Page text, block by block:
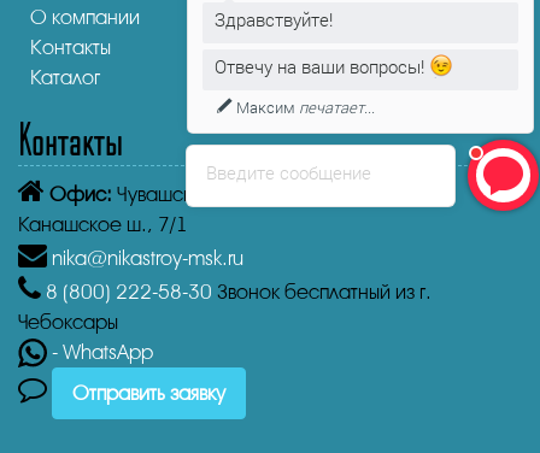
О компании
Контакты
Каталог
Контакты
Офис: Чувашская Республика,
Канашское ш., 7/1
nika@nikastroy-msk.ru
8 (800) 222-58-30 Звонок бесплатный из г.
Чебоксары
- WhatsApp
Отправить заявку
Введите сообщение
Здравствуйте!
Отвечу на ваши вопросы!
Максим печатает...